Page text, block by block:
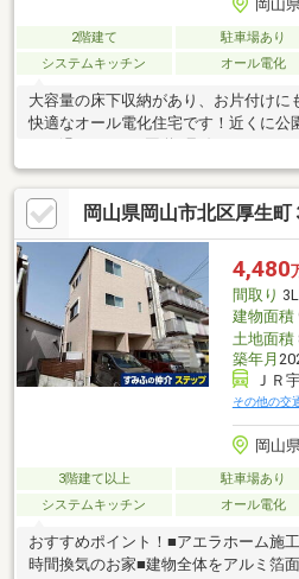
岡山
2階建て 駐車場あり
システムキッチン
オール電化
大容量の床下収納があり、お片付けに
快適なオール電化住宅です！近くに公
便利な立地です(＾＾♪スーパーやコン
性◎・長尾小学校まで1582m 徒歩20
ｍ 徒歩24分・ハローズ玉島店まで
マート倉敷玉島爪崎店まで600ｍ 徒
1025m 徒歩13分・玉島上成郵便局ま
岡山県岡山市北区厚生
4,480
間取り
建物面積
土地面積
築年月
ＪＲ
その他の交
岡山
3階建て以上 駐車場あり
システムキッチン
オール電化
おすすめポイント！■アエラホーム施
時間換気のお家■建物全体をアルミ箔